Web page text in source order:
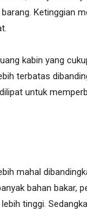
Ketinggian
kabin yang
terbatas
untuk
mahal
bahan bakar,
tinggi.